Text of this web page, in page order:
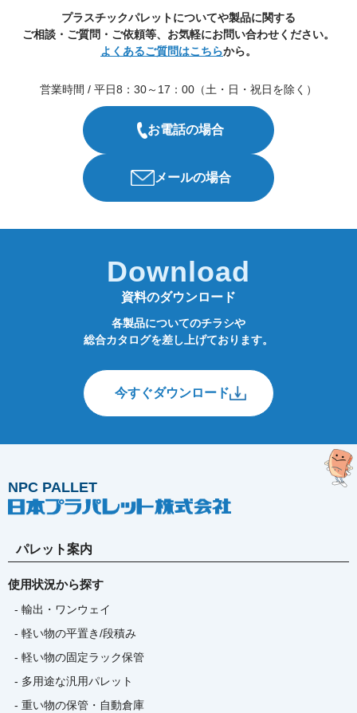
プラスチックパレットについてや製品に関する
ご相談・ご質問・ご依頼等、お気軽にお問い合わせください。
よくあるご質問はこちらから。
営業時間 / 平日8：30～17：00（土・日・祝日を除く）
お電話の場合
メールの場合
Download
資料のダウンロード
各製品についてのチラシや
総合カタログを差し上げております。
今すぐダウンロード
NPC PALLET
パレット案内
使用状況から探す
- 輸出・ワンウェイ
- 軽い物の平置き/段積み
- 軽い物の固定ラック保管
- 多用途な汎用パレット
- 重い物の保管・自動倉庫